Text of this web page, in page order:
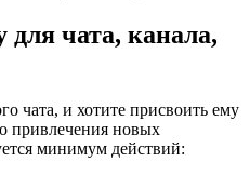
для чата, канала,
чата, и хотите присвоить ему
привлечения новых
минимум действий: